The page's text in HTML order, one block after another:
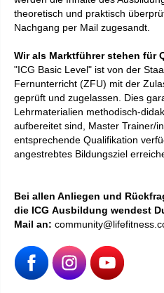
theoretisch und praktisch
Nachgang per Mail zugesandt.
Wir als Marktführer stehen für
"ICG Basic Level" ist von der
Fernunterricht (ZFU) mit der
geprüft und zugelassen. Dies
Lehrmaterialien methodisch-
aufbereitet sind, Master Trainer/
entsprechende Qualifikation
angestrebtes Bildungsziel
Bei allen Anliegen und
die ICG Ausbildung wendest
Mail an: